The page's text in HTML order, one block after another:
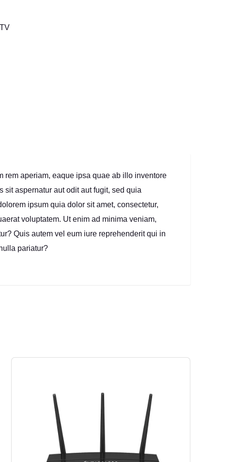
rem aperiam, eaque ipsa quae ab illo inventore
aspernatur aut odit aut fugit, sed quia
ipsum quia dolor sit amet, consectetur,
voluptatem. Ut enim ad minima veniam,
Quis autem vel eum iure reprehenderit qui in
pariatur?